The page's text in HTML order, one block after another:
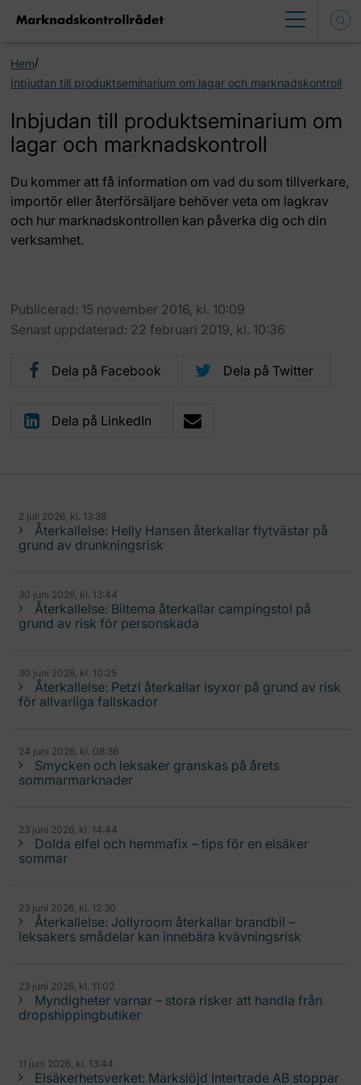
Hem/
Inbjudan till produktseminarium om lagar och marknadskontroll
Inbjudan till produktseminarium om
lagar och marknadskontroll
Du kommer att få information om vad du som tillverkare,
importör eller återförsäljare behöver veta om lagkrav
och hur marknadskontrollen kan påverka dig och din
verksamhet.
Publicerad: 15 november 2016, kl. 10:09
Senast uppdaterad: 22 februari 2019, kl. 10:36
Dela på Facebook Dela på Twitter
Dela på LinkedIn
2 juli 2026, kl. 13:38
Återkallelse: Helly Hansen återkallar flytvästar på
grund av drunkningsrisk
30 juni 2026, kl. 13:44
Återkallelse: Biltema återkallar campingstol på
grund av risk för personskada
30 juni 2026, kl. 10:25
Återkallelse: Petzl återkallar isyxor på grund av risk
för allvarliga fallskador
24 juni 2026, kl. 08:36
Smycken och leksaker granskas på årets
sommarmarknader
23 juni 2026, kl. 14:44
Dolda elfel och hemmafix – tips för en elsäker
sommar
23 juni 2026, kl. 12:30
Återkallelse: Jollyroom återkallar brandbil –
leksakers smådelar kan innebära kvävningsrisk
23 juni 2026, kl. 11:02
Myndigheter varnar – stora risker att handla från
dropshippingbutiker
11 juni 2026, kl. 13:44
Elsäkerhetsverket: Markslöjd Intertrade AB stoppar